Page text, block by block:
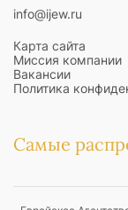
info@ijew.ru
Карта сайта
Миссия компании
Вакансии
Политика
Самые
Как активировать